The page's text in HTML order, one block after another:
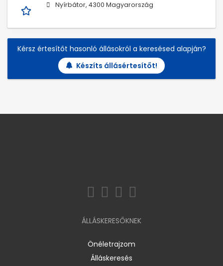
Nyírbátor, 4300 Magyarország
Kérsz értesítőt hasonló állásokról a keresésed alapján?
Készíts állásértesítőt!
ÁLLÁSKERESŐKNEK
Önéletrajzom
Álláskeresés